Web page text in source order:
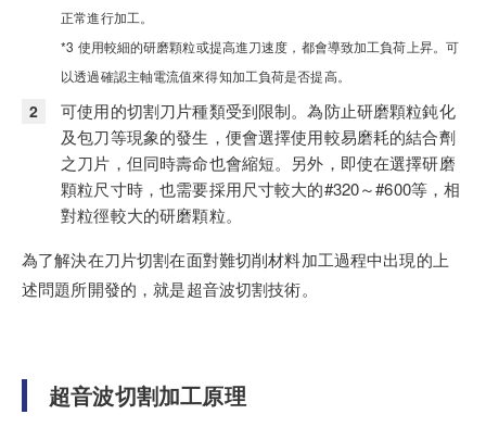
正常進行加工。
*3 使用較細的研磨顆粒或提高進刀速度，都會導致加工負荷上昇。可
以透過確認主軸電流值來得知加工負荷是否提高。
可使用的切割刀片種類受到限制。為防止研磨顆粒鈍化
及包刀等現象的發生，便會選擇使用較易磨耗的結合劑
之刀片，但同時壽命也會縮短。另外，即使在選擇研磨
顆粒尺寸時，也需要採用尺寸較大的#320～#600等，相
對粒徑較大的研磨顆粒。
為了解決在刀片切割在面對難切削材料加工過程中出現的上
述問題所開發的，就是超音波切割技術。
超音波切割加工原理